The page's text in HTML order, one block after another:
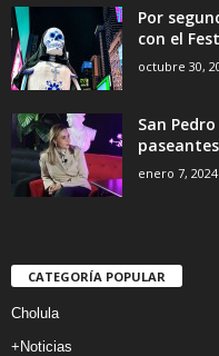
Por
con el
octubre 30,
San
enero 7, 2024
CATEGORÍA POPULAR
Cholula
+Noticias